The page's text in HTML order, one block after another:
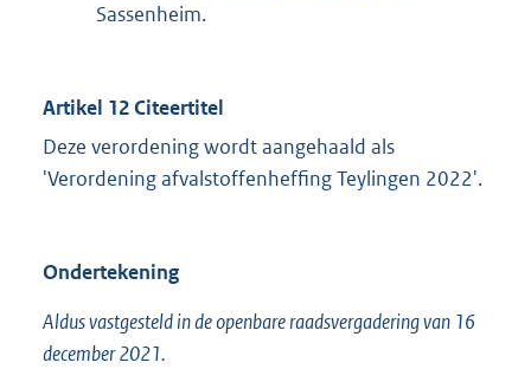
l
i
Sassenheim.
Artikel 12 Citeertitel
Deze verordening wordt aangehaald als
'Verordening afvalstoffenheffing Teylingen 2022'.
Ondertekening
Aldus vastgesteld in de openbare raadsvergadering van 16
december 2021.